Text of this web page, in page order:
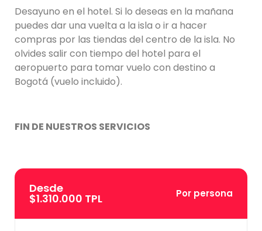
Desayuno en el hotel. Si lo deseas en la mañana
puedes dar una vuelta a la isla o ir a hacer
compras por las tiendas del centro de la isla. No
olvides salir con tiempo del hotel para el
aeropuerto para tomar vuelo con destino a
Bogotá (vuelo incluido).
FIN DE NUESTROS SERVICIOS
Desde
$1.310.000 TPL Por persona